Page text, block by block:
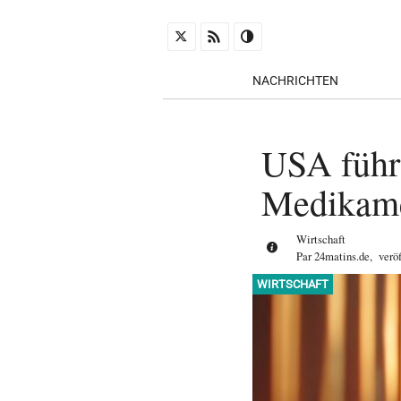
NACHRICHTEN
USA
Wirtschaft
Par24matins.de,
WIRTSCHAFT